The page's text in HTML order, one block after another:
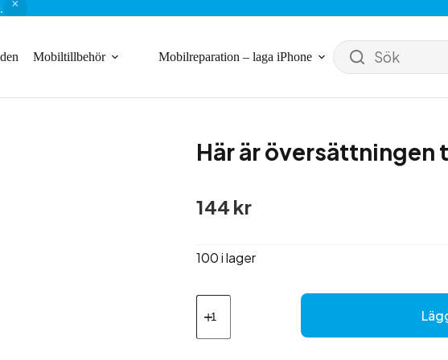
Mobiltillbehör Mobilreparation – laga iPhone Sök
Här är översättningen
144 kr
100 i lager
Här
är